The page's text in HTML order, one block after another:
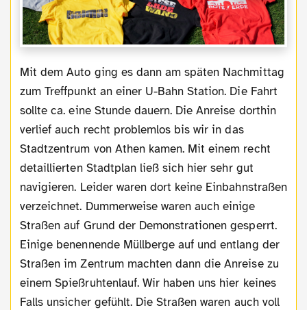
Mit dem Auto ging es dann am späten Nachmittag
zum Treffpunkt an einer U-Bahn Station. Die Fahrt
sollte ca. eine Stunde dauern. Die Anreise dorthin
verlief auch recht problemlos bis wir in das
Stadtzentrum von Athen kamen. Mit einem recht
detaillierten Stadtplan ließ sich hier sehr gut
navigieren. Leider waren dort keine Einbahnstraßen
verzeichnet. Dummerweise waren auch einige
Straßen auf Grund der Demonstrationen gesperrt.
Einige benennende Müllberge auf und entlang der
Straßen im Zentrum machten dann die Anreise zu
einem Spießruhtenlauf. Wir haben uns hier keines
Falls unsicher gefühlt. Die Straßen waren auch voll